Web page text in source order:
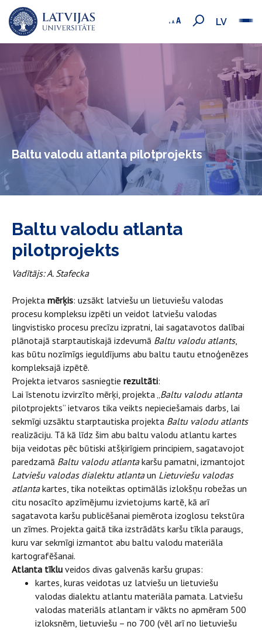
LV
Baltu valodu atlanta pilotprojekts
Baltu valodu atlanta
pilotprojekts
Vadītājs: A. Stafecka
Projekta mērķis: uzsākt latviešu un lietuviešu valodas
procesu kompleksu izpēti un veidot latviešu valodas
lingvistisko procesu precīzu izpratni, lai sagatavotos dalībai
plānotajā starptautiskajā izdevumā Baltu valodu atlants,
kas būtu nozīmīgs ieguldījums abu baltu tautu etnoģenēzes
kompleksajā izpētē.
Projekta ietvaros sasniegtie rezultāti:
Lai īstenotu izvirzīto mērķi, projekta „Baltu valodu atlanta
pilotprojekts” ietvaros tika veikts nepieciešamais darbs, lai
sekmīgi uzsāktu starptautiska projekta Baltu valodu atlants
realizāciju. Tā kā līdz šim abu baltu valodu atlantu kartes
bija veidotas pēc būtiski atšķirīgiem principiem, sagatavojot
paredzamā Baltu valodu atlantakaršu pamatni, izmantojot
Latviešu valodas dialektu atlantaun Lietuviešu valodas
atlantakartes, tika noteiktas optimālās izlokšņu robežas un
citu nosacīto apzīmējumu izvietojums kartē, kā arī
sagatavota karšu publicēšanai piemērota izoglosu tekstūra
un zīmes. Projekta gaitā tika izstrādāts karšu tīkla paraugs,
kuru var sekmīgi izmantot abu baltu valodu materiāla
kartografēšanai.
Atlanta tīklu veidos divas galvenās karšu grupas:
kartes, kuras veidotas uz latviešu un lietuviešu
valodas dialektu atlantu materiāla pamata. Latviešu
valodas materiāls atlantam ir vākts no apmēram 500
izloksnēm, lietuviešu – no 700 (vēl arī no lietuviešu